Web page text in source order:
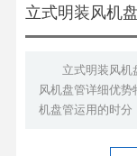
立式明装风机
立式明装风机盘
风机盘管详细优
机盘管运用的时